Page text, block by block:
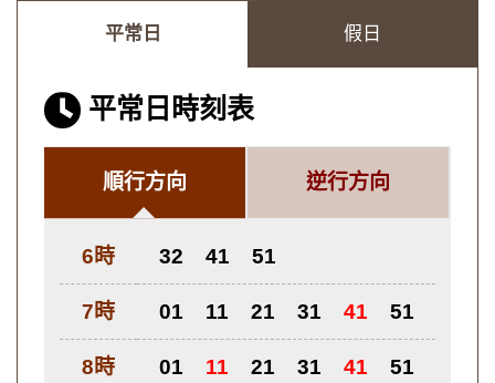
平常日 假日
平常日時刻表
順行方向 逆行方向
6時 32 41 51
7時 01 11 21 31 41 51
8時 01 11 21 31 41 51